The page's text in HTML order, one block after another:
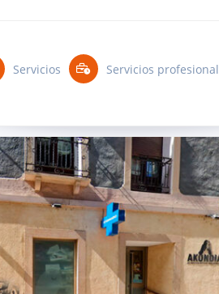
Servicios Servicios